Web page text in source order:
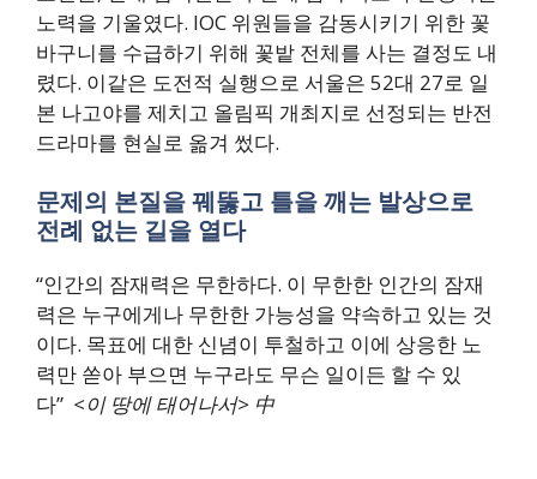
노력을 기울였다. IOC 위원들을 감동시키기 위한 꽃
바구니를 수급하기 위해 꽃밭 전체를 사는 결정도 내
렸다. 이같은 도전적 실행으로 서울은 52대 27로 일
본 나고야를 제치고 올림픽 개최지로 선정되는 반전
드라마를 현실로 옮겨 썼다.
문제의 본질을 꿰뚫고 틀을 깨는 발상으로
전례 없는 길을 열다
“인간의 잠재력은 무한하다. 이 무한한 인간의 잠재
력은 누구에게나 무한한 가능성을 약속하고 있는 것
이다. 목표에 대한 신념이 투철하고 이에 상응한 노
력만 쏟아 부으면 누구라도 무슨 일이든 할 수 있
다” <이 땅에 태어나서> 中